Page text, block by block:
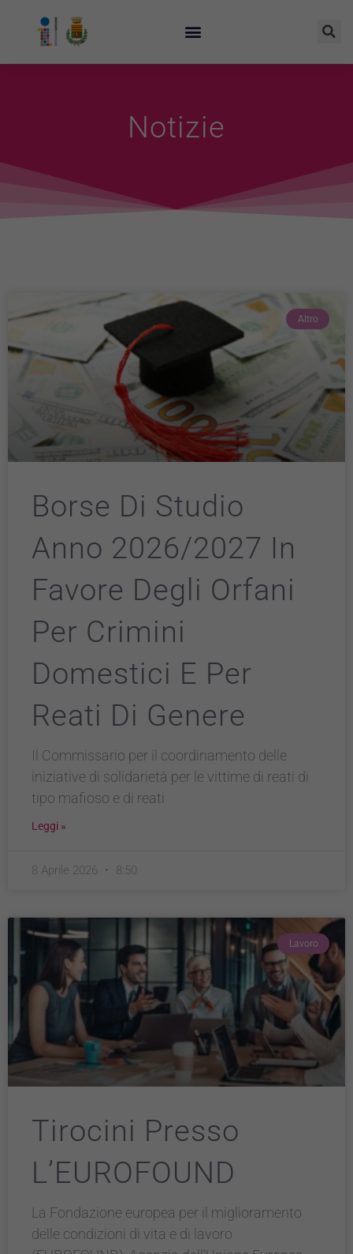
Notizie
Altro
Borse Di Studio
Anno 2026/2027 In
Favore Degli Orfani
Per Crimini
Domestici E Per
Reati Di Genere
Il Commissario per il coordinamento delle
iniziative di solidarietà per le vittime di reati di
tipo mafioso e di reati
Leggi »
8 Aprile 2026 8:50
Lavoro
Tirocini Presso
L’EUROFOUND
La Fondazione europea per il miglioramento
delle condizioni di vita e di lavoro